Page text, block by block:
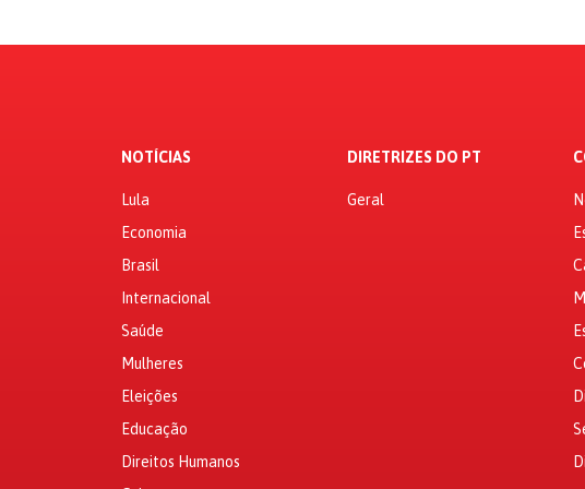
NOTÍCIAS
Lula
Economia
Brasil
Internacional
Saúde
Mulheres
Eleições
Educação
Direitos Humanos
DIRETRIZES DO PT
Geral